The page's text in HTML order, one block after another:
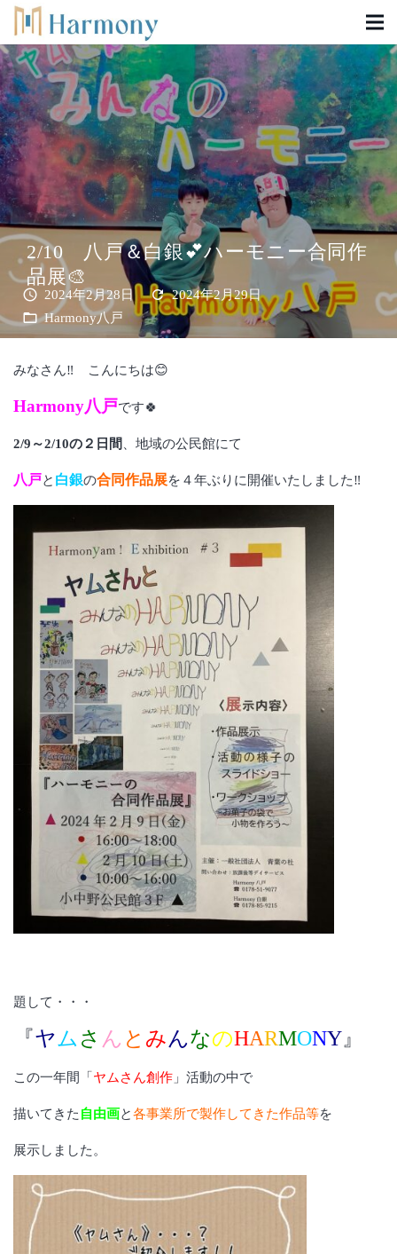
2/10 八戸＆白銀💕ハーモニー合同作
品展🎨
schedule 2024年2月28日 refresh 2024年2月29日
folder_open Harmony八戸
みなさん‼ こんにちは😊
Harmony八戸です🍀
2/9～2/10の２日間 、地域の公民館にて
八戸と 白銀の合同作品展を４年ぶりに開催いたしました‼
題して・・・
『ヤム さ ん と みんなのHARMONY 』
この一年間「ヤムさん創作 」活動の中で
描いてきた 自由画と各事業所で製作してきた作品等を
展示しました。